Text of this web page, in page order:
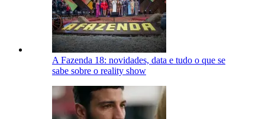
A Fazenda 18: novidades, data e tudo o que se
sabe sobre o reality show